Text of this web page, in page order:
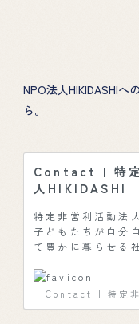
NPO法人HIKIDASHI
ら。
Contact | 特定
人HIKIDASHI
特定非営利活動法
子どもたちが自分
て豊かに暮らせる
り、コミュニケー
解、お金の教育な
来を担う子どもた
Contact | 特定